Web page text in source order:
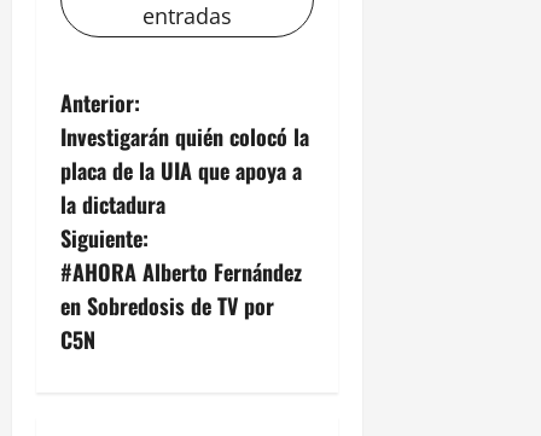
entradas
N
a
v
e
g
a
Anterior:
Investigarán quién colocó la
placa de la UIA que apoya a
la dictadura
Siguiente:
#AHORA Alberto Fernández
en Sobredosis de TV por
C5N